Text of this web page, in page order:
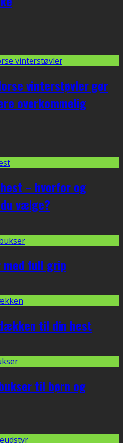
vinterstøvler gør
overkommelig
– hvorfor og
vælge?
med full grip
til din hest
til børn og